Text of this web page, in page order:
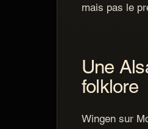
mais pas le
Une
folklore
Wingen sur